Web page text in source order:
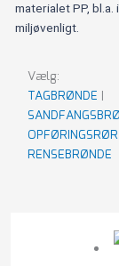
materialet PP,
miljøvenligt.
Vælg:
TAGBRØNDE |
OPFØRINGSRØR
RENSEBRØNDE